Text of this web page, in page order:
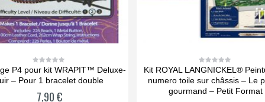
0
of
LANGNICKEL® Peinture au
toile sur châssis – Le panda
gourmand – Petit Format
0
of
5
Kit DOTZIES® 3 Stickers
9,90€